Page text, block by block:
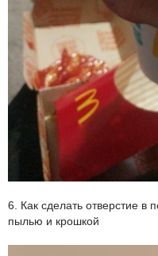
6. Как сделать отверстие в
пылью и крошкой